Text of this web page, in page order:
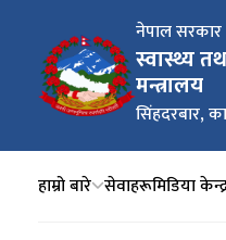
नेपाल सरकार
स्वास्थ्य
मन्त्रालय
सिंहदरबार,
हाम्रो बारे सेवाहरूमिडिया